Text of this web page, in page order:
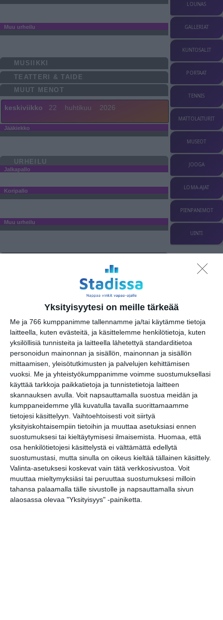
Yksityisyytesi on meille tärkeää
Me ja 766 kumppanimme tallennamme ja/tai käytämme tietoja
laitteella, kuten evästeitä, ja käsittelemme henkilötietoja, kuten
yksilöllisiä tunnisteita ja laitteella lähetettyä standarditietoa
personoidun mainonnan ja sisällön, mainonnan ja sisällön
mittaamisen, yleisötutkimusten ja palvelujen kehittämisen
vuoksi. Me ja yhteistyökumppanimme voimme suostumuksellasi
käyttää tarkkoja paikkatietoja ja tunnistetietoja laitteen
skannauksen avulla. Voit napsauttamalla suostua meidän ja
kumppaneidemme yllä kuvatulla tavalla suorittamaamme
tietojesi käsittelyyn. Vaihtoehtoisesti voit siirtyä
yksityiskohtaisempiin tietoihin ja muuttaa asetuksiasi ennen
suostumuksesi tai kieltäytymisesi ilmaisemista. Huomaa, että
osa henkilötietojesi käsittelystä ei välttämättä edellytä
suostumustasi, mutta sinulla on oikeus kieltää tällainen käsittely.
Valinta-asetuksesi koskevat vain tätä verkkosivustoa. Voit
muuttaa mieltymyksiäsi tai peruuttaa suostumuksesi milloin
tahansa palaamalla tälle sivustolle ja napsauttamalla sivun
alaosassa olevaa "Yksityisyys" -painiketta.
Muu urheilu
MUSIIKKI
TEATTERI & TAIDE
MUUT MENOT
keskiviikko 22 huhtikuu 2026
Jääkiekko
URHEILU
Jalkapallo
Koripallo
Muu urheilu
huhtikuu 2026
Jääkiekko
URHEILU
Jalkapallo
Gilla FC - MPS
Koripallo
Muu urheilu
MUSIIKKI
TEATTERI & TAIDE
MUUT MENOT
perjantai 24 huhtikuu 2026
LOUNAS
GALLERIAT
KUNTOSALIT
PORTAAT
TENNIS
MATTOLAITURIT
MUSEOT
JOOGA
LOMA-AJAT
PIENPANIMOT
UINTI